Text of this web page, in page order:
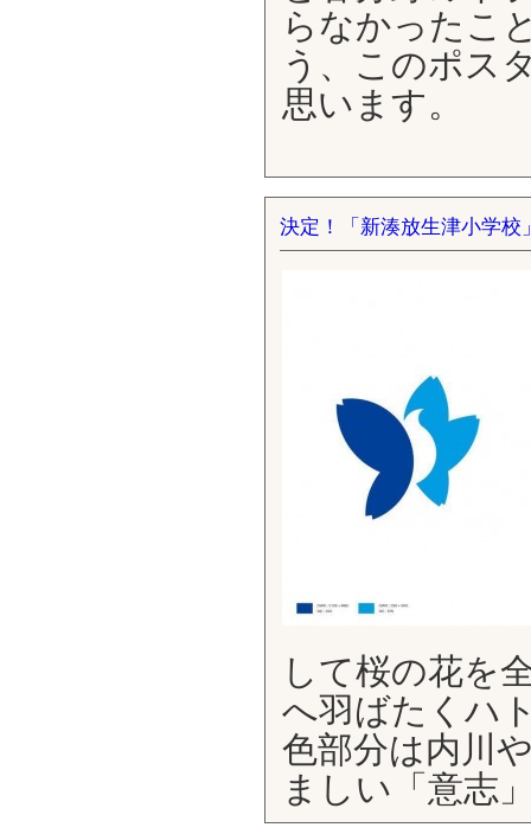
らなかったこ
う、このポス
思います。
決定！「新湊放生津小学校
して桜の花を
へ羽ばたくハ
色部分は内川
ましい「意志